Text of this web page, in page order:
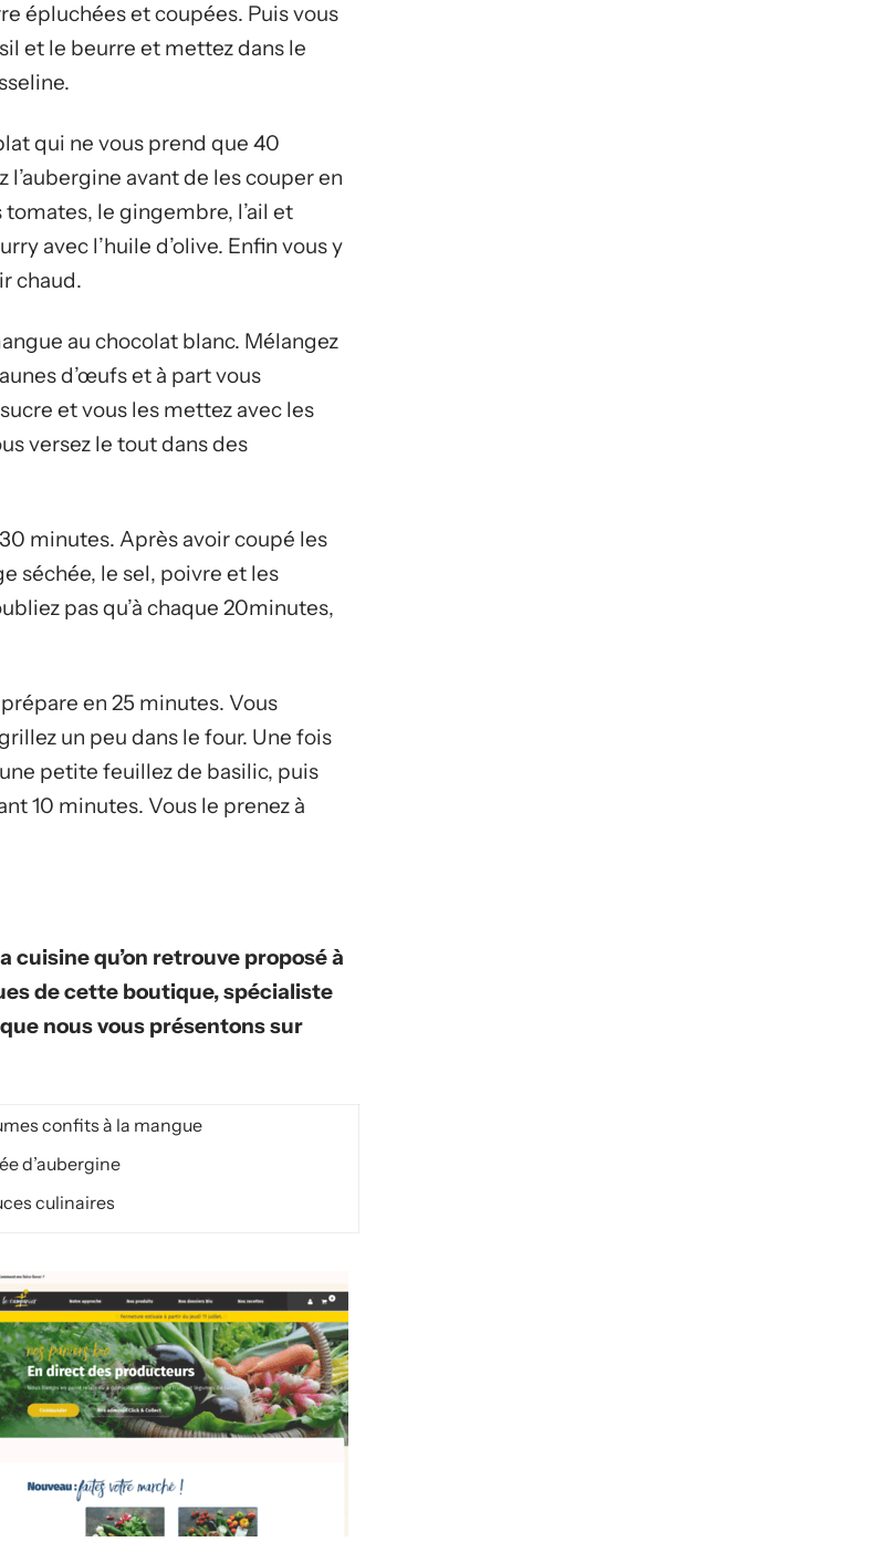
épluchées et coupées. Puis vous
et le beurre et mettez dans le
qui ne vous prend que 40
avant de les couper en
le gingembre, l’ail et
avec l’huile d’olive. Enfin vous y
chaud.
au chocolat blanc. Mélangez
d’œufs et à part vous
et vous les mettez avec les
versez le tout dans des
minutes. Après avoir coupé les
séchée, le sel, poivre et les
pas qu’à chaque 20minutes,
en 25 minutes. Vous
un peu dans le four. Une fois
petite feuillez de basilic, puis
10 minutes. Vous le prenez à
qu’on retrouve proposé à
de cette boutique, spécialiste
nous vous présentons sur
confits à la mangue
d’aubergine
culinaires